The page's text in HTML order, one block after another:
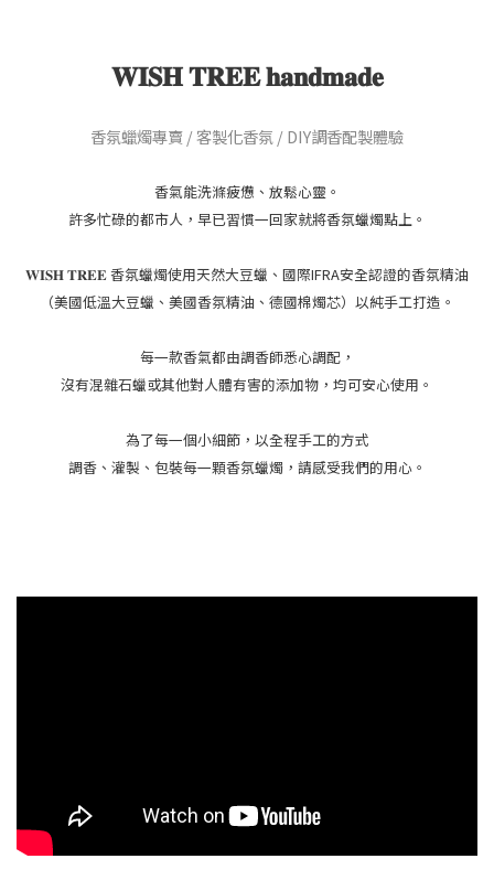
𝐖𝐈𝐒𝐇 𝐓𝐑𝐄𝐄 𝐡𝐚𝐧𝐝𝐦𝐚𝐝𝐞
香氛蠟燭專賣 / 客製化香氛 / DIY調香配製體驗
香氣能洗滌疲憊、放鬆心靈。
許多忙碌的都市人，早已習慣一回家就將香氛蠟燭點上。
𝐖𝐈𝐒𝐇 𝐓𝐑𝐄𝐄 香氛蠟燭使用天然大豆蠟、國際IFRA安全認證的香氛精油
（美國低溫大豆蠟、美國香氛精油、德國棉燭芯）以純手工打造。
每一款香氣都由調香師悉心調配，
沒有混雜石蠟或其他對人體有害的添加物，均可安心使用。
為了每一個小細節，以全程手工的方式
調香、灌製、包裝每一顆香氛蠟燭，請感受我們的用心。